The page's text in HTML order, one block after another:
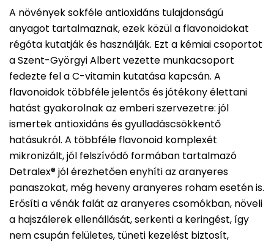
A növények sokféle antioxidáns tulajdonságú
anyagot tartalmaznak, ezek közül a flavonoidokat
régóta kutatják és használják. Ezt a kémiai csoportot
a Szent-Györgyi Albert vezette munkacsoport
fedezte fel a C-vitamin kutatása kapcsán. A
flavonoidok többféle jelentős és jótékony élettani
hatást gyakorolnak az emberi szervezetre: jól
ismertek antioxidáns és gyulladáscsökkentő
hatásukról. A többféle flavonoid komplexét
mikronizált, jól felszívódó formában tartalmazó
Detralex® jól érezhetően enyhíti az aranyeres
panaszokat, még heveny aranyeres roham esetén is.
Erősíti a vénák falát az aranyeres csomókban, növeli
a hajszálerek ellenállását, serkenti a keringést, így
nem csupán felületes, tüneti kezelést biztosít,